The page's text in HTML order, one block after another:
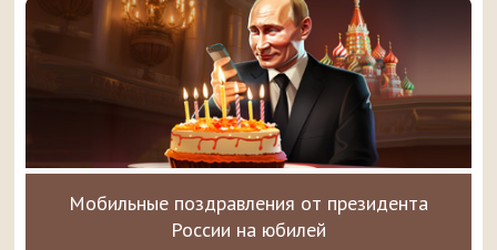
Мобильные поздравления от президента
России на юбилей